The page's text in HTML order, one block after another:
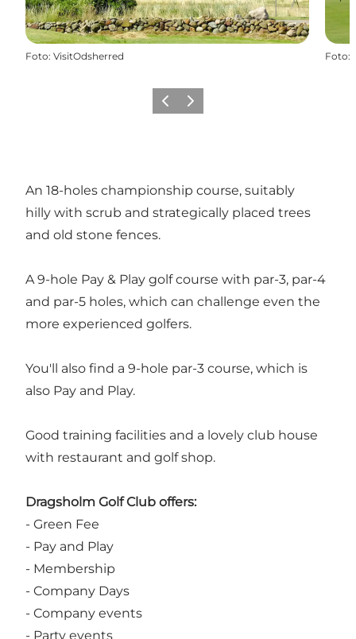
Foto: VisitOdsherred Foto:
Vorige Volgende
An 18-holes championship course, suitably
hilly with scrub and strategically placed trees
and old stone fences.
A 9-hole Pay & Play golf course with par-3, par-4
and par-5 holes, which can challenge even the
more experienced golfers.
You'll also find a 9-hole par-3 course, which is
also Pay and Play.
Good training facilities and a lovely club house
with restaurant and golf shop.
Dragsholm Golf Club offers:
- Green Fee
- Pay and Play
- Membership
- Company Days
- Company events
- Party events